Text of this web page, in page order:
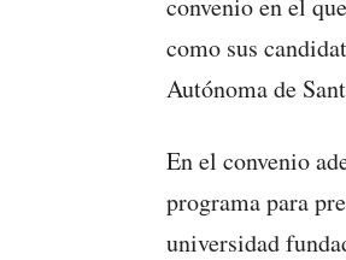
como sus
Autónoma de
En el convenio
programa para
universidad